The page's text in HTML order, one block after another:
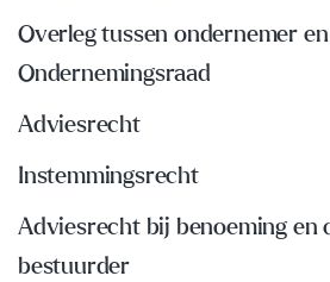
Overleg tussen ondernemer en
Ondernemingsraad
Adviesrecht
Instemmingsrecht
Adviesrecht bij benoeming en
bestuurder